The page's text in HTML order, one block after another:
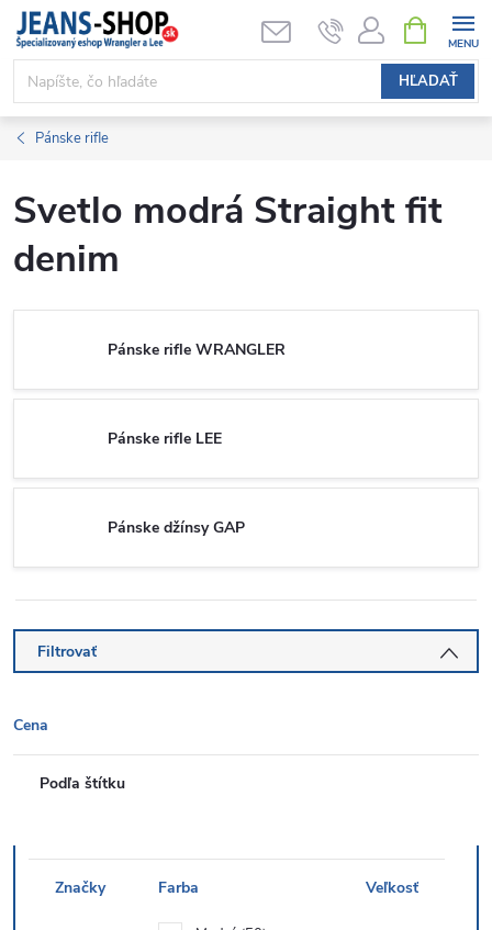
Prejsť
obsah
HĽADAŤ
KOŠÍK
Pánske rifle
Svetlo modrá Straight fit
denim
Pánske rifle WRANGLER
Pánske rifle LEE
Pánske džínsy GAP
Filtrovať
Cena
Podľa štítku
Značky Farba Veľkosť